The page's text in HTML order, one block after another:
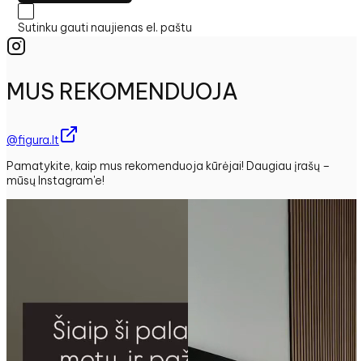
Sutinku gauti naujienas el. paštu
MUS REKOMENDUOJA
@figura.lt
Pamatykite, kaip mus rekomenduoja kūrėjai! Daugiau įrašų –
mūsų Instagram'e!